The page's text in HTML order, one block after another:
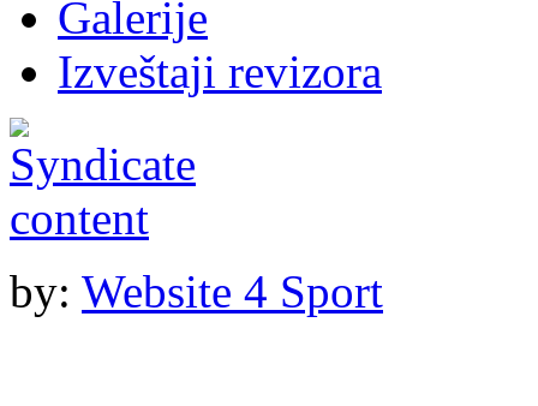
Galerije
Izveštaji revizora
by: Website 4 Sport